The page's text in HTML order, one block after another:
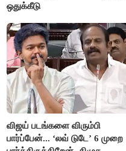
ஒதுக்கீடு
விஜய் படங்களை விரும்பி
பார்ப்பேன்... ‘லவ் டுடே’ 6 முறை